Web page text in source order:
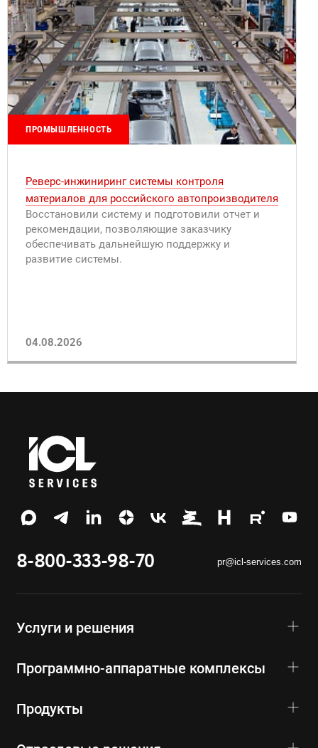
ПРОМЫШЛЕННОСТЬ
Реверс-инжиниринг системы контроля
материалов для российского автопроизводителя
Восстановили систему и подготовили отчет и
рекомендации, позволяющие заказчику
обеспечивать дальнейшую поддержку и
развитие системы.
04.08.2026
8-800-333-98-70 pr@icl-services.com
Услуги и решения
Программно-аппаратные комплексы
Продукты